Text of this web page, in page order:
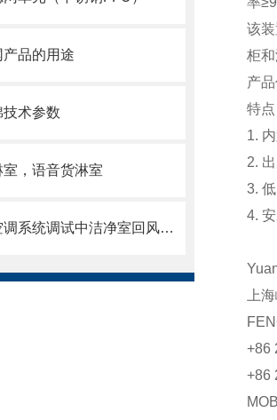
品的用途
术参数
，语音货淋室
简述净化空调系统调试中洁净室回风口变为送风口的问题
该
柜
产
特
1.
2.
3.
4.
上
+86
+86